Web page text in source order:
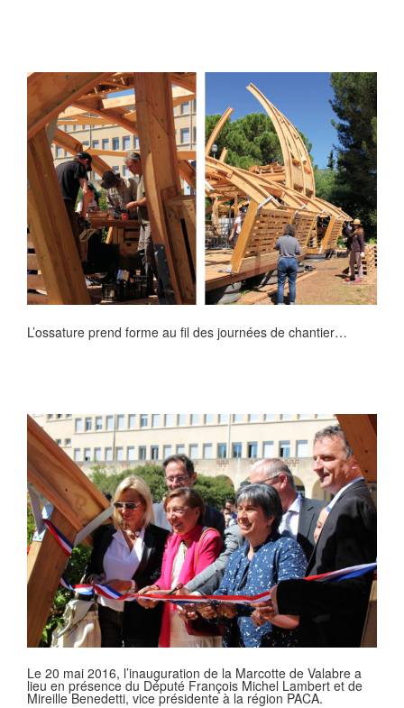
L’ossature prend forme au fil des journées de chantier…
Le 20 mai 2016, l’inauguration de la Marcotte de Valabre a
lieu en présence du Député François Michel Lambert et de
Mireille Benedetti, vice présidente à la région PACA.